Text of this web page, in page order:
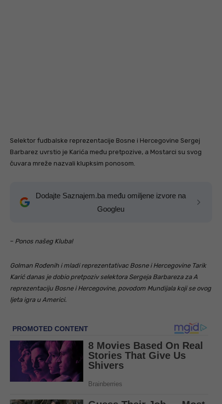
Selektor fudbalske reprezentacije Bosne i Hercegovine Sergej
Barbarez uvrstio je Karića među pretpozive, a Mostarci su svog
čuvara mreže nazvali klupksim ponosom.
Dodajte Saznajem.ba među omiljene izvore na
Googleu
– Ponos našeg Kluba!
Golman Rođenih i mladi reprezentativac Bosne i Hercegovine Tarik
Karić danas je dobio pretpoziv selektora Sergeja Barbareza za A
reprezentaciju Bosne i Hercegovine, povodom Mundijala koji se ovog
ljeta igra u Americi.